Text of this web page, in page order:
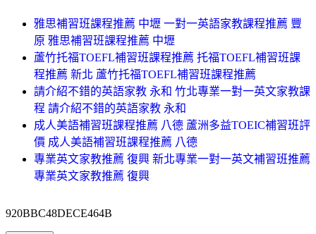
雅思補習班課程推薦 中壢 一對一英語家教課程推薦 豐
原 雅思補習班課程推薦 中壢
蘆竹托福TOEFL補習班課程推薦 托福TOEFL補習班課
程推薦 新北 蘆竹托福TOEFL補習班課程推薦
請介紹不錯的英語家教 永和 竹北專業一對一英文家教課
程 請介紹不錯的英語家教 永和
成人美語補習班課程推薦 八德 蘆洲多益TOEIC補習班評
價 成人美語補習班課程推薦 八德
專業英文家教推薦 復興 新北專業一對一英文補習班推薦
專業英文家教推薦 復興
920BBC48DECE464B